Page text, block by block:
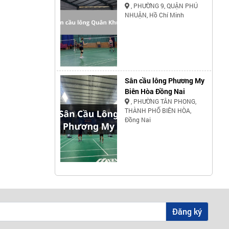
, PHƯỜNG 9, QUẬN PHÚ
NHUẬN, Hồ Chí Minh
Sân cầu lông Phương My
Biên Hòa Đồng Nai
, PHƯỜNG TÂN PHONG,
THÀNH PHỐ BIÊN HÒA,
Đồng Nai
Đăng ký